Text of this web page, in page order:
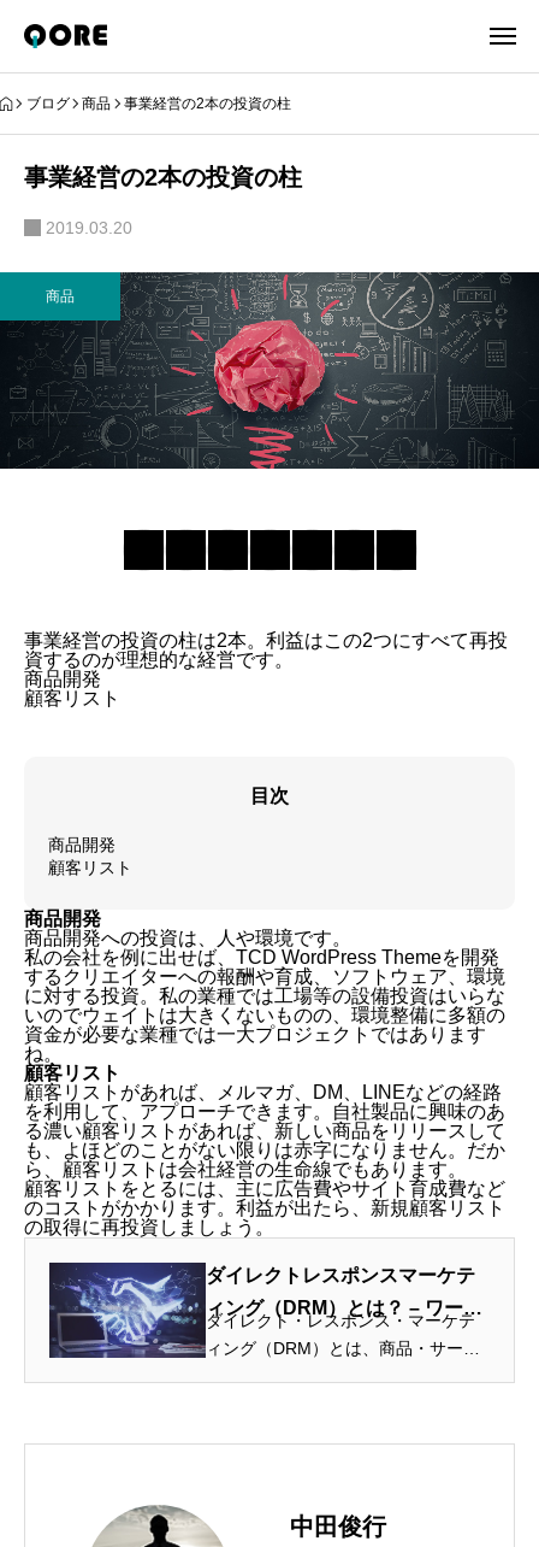
ブログ 商品 事業経営の2本の投資の柱
事業経営の2本の投資の柱
2019.03.20
商品
事業経営の投資の柱は2本。利益はこの2つにすべて再投
資するのが理想的な経営です。
商品開発
顧客リスト
目次
商品開発
顧客リスト
商品開発
商品開発への投資は、人や環境です。
私の会社を例に出せば、 TCD WordPress Themeを開発
するクリエイターへの報酬や育成、ソフトウェア、環境
に対する投資。私の業種では工場等の設備投資はいらな
いのでウェイトは大きくないものの、環境整備に多額の
資金が必要な業種では一大プロジェクトではあります
ね。
顧客リスト
顧客リストがあれば、メルマガ、DM、LINEなどの経路
を利用して、アプローチできます。自社製品に興味のあ
る濃い顧客リストがあれば、新しい商品をリリースして
も、よほどのことがない限りは赤字になりません。だか
ら、顧客リストは会社経営の生命線でもあります。
顧客リストをとるには、主に広告費やサイト育成費など
のコストがかかります。利益が出たら、新規顧客リスト
の取得に再投資しましょう。
ダイレクトレスポンスマーケテ
ィング（DRM）とは？ – ワード
プレステーマTCD
ダイレクト・レスポンス・マーケテ
ィング（DRM）とは、商品・サービ
中田俊行